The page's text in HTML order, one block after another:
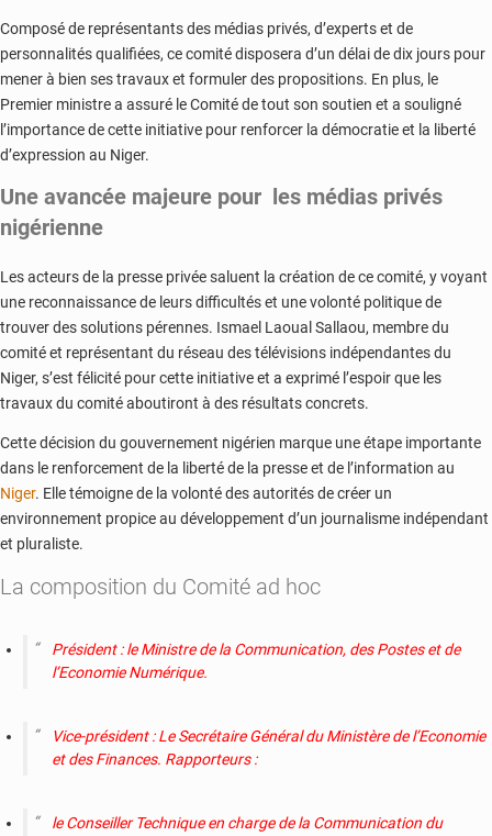
Composé de représentants des médias privés, d’experts et de
personnalités qualifiées, ce comité disposera d’un délai de dix jours pour
mener à bien ses travaux et formuler des propositions. En plus, le
Premier ministre a assuré le Comité de tout son soutien et a souligné
l’importance de cette initiative pour renforcer la démocratie et la liberté
d’expression au Niger.
Une avancée majeure pour les médias privés
nigérienne
Les acteurs de la presse privée saluent la création de ce comité, y voyant
une reconnaissance de leurs difficultés et une volonté politique de
trouver des solutions pérennes. Ismael Laoual Sallaou, membre du
comité et représentant du réseau des télévisions indépendantes du
Niger, s’est félicité pour cette initiative et a exprimé l’espoir que les
travaux du comité aboutiront à des résultats concrets.
Cette décision du gouvernement nigérien marque une étape importante
dans le renforcement de la liberté de la presse et de l’information au
Niger. Elle témoigne de la volonté des autorités de créer un
environnement propice au développement d’un journalisme indépendant
et pluraliste.
La composition du Comité ad hoc
Président : le Ministre de la Communication, des Postes et de
l’Economie Numérique.
Vice-président : Le Secrétaire Général du Ministère de l’Economie
et des Finances. Rapporteurs :
le Conseiller Technique en charge de la Communication du